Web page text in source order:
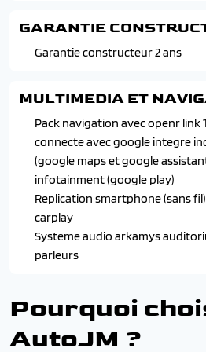
Hayon motorise mains-libres et
Leve-vitres avant et arriere a
l'agilite
Retroviseurs exterieurs a
arriere et projection du logo
Retroviseurs rabattables
degivrants
Siege conducteur et passager
conducteur avec reglage
Siege passager reglable en
Sieges avant chauffants
Suspension active avec camera
Volant chauffant
GARANTIE
Garantie constructeur 2 ans
MULTIMEDIA ET
Pack navigation avec openr link
connecte avec google integre
(google maps et google
infotainment (google play)
Replication smartphone (sans
carplay
Systeme audio arkamys
parleurs
Pourquoi
AutoJM ?